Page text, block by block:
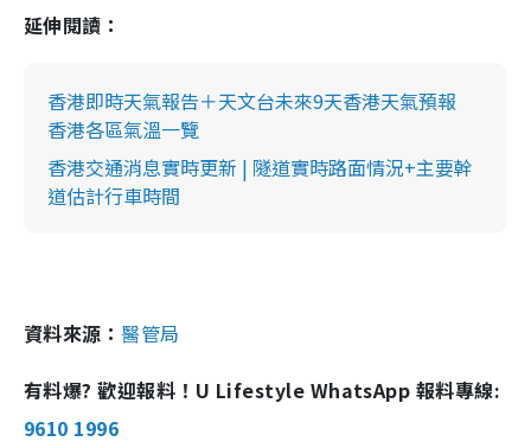
延伸閱讀：
香港即時天氣報告＋天文台未來9天香港天氣預報
香港各區氣溫一覽
香港交通消息實時更新 | 隧道實時路面情況+主要幹
道估計行車時間
資料來源：醫管局
有料爆? 歡迎報料！U Lifestyle WhatsApp 報料專線:
9610 1996